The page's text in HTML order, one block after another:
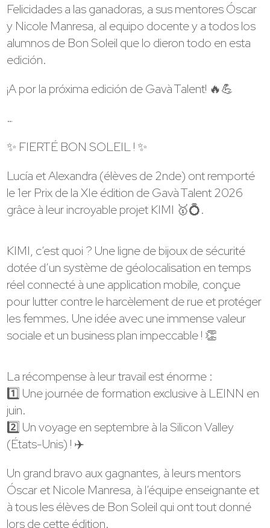
Felicidades a las ganadoras, a sus mentores Óscar
y Nicole Manresa, al equipo docente y a todos los
alumnos de Bon Soleil que lo dieron todo en esta
edición.
¡A por la próxima edición de Gavà Talent! 🔥💪
…
✨ FIERTÉ BON SOLEIL ! ✨
Lucía et Alexandra (élèves de 2nde) ont remporté
le 1er Prix de la XIe édition de Gavà Talent 2026
grâce à leur incroyable projet KIMI 🥇💍.
KIMI, c’est quoi ? Une ligne de bijoux de sécurité
dotée d’un système de géolocalisation en temps
réel connecté à une application mobile, conçue
pour lutter contre le harcèlement de rue et protéger
les femmes. Une idée avec une immense valeur
sociale et un business plan impeccable ! 👏
La récompense à leur travail est énorme :
1️⃣ Une journée de formation exclusive à LEINN en
juin.
2️⃣ Un voyage en septembre à la Silicon Valley
(États-Unis) ! ✈️
Un grand bravo aux gagnantes, à leurs mentors
Óscar et Nicole Manresa, à l’équipe enseignante et
à tous les élèves de Bon Soleil qui ont tout donné
lors de cette édition.